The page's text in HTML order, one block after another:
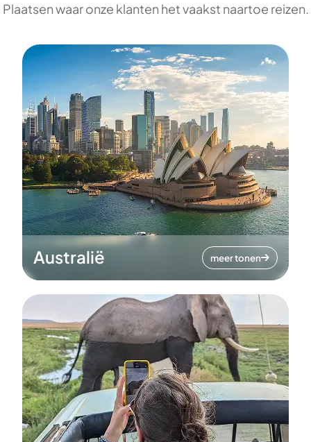
Plaatsen waar onze klanten het vaakst naartoe reizen.
Australië meer tonen